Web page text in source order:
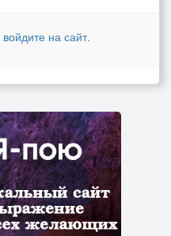
войдите на сайт.